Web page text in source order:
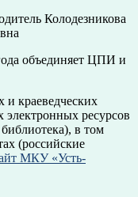
Колодезникова
объединяет ЦПИ и
краеведческих
электронных ресурсов
в том
(российские
МКУ «Усть-